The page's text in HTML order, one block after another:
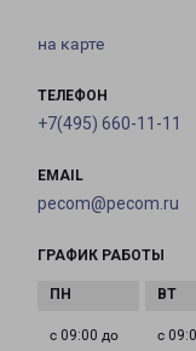
на карте
ТЕЛЕФОН
+7(495) 660-11-11
EMAIL
pecom@pecom.ru
ГРАФИК РАБОТЫ
с 09:00 до
с